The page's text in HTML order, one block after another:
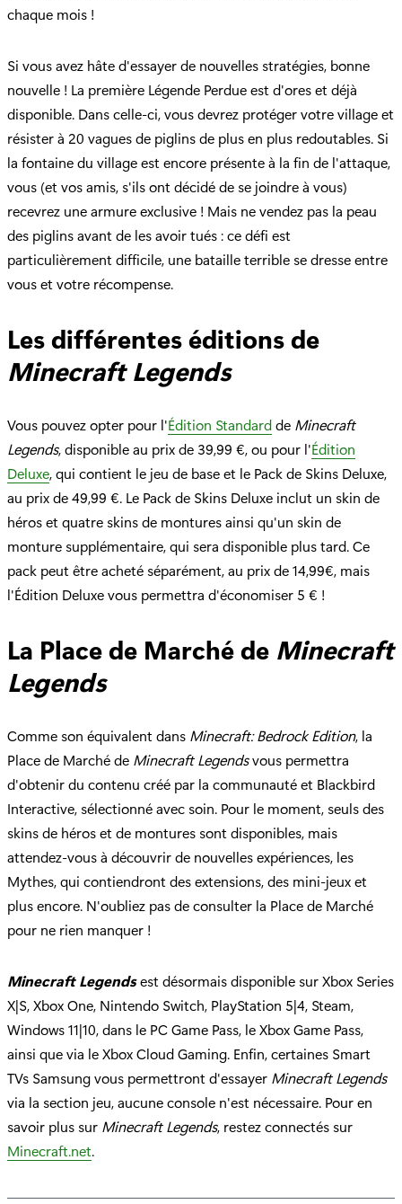
chaque mois !
Si vous avez hâte d'essayer de nouvelles stratégies, bonne
nouvelle ! La première Légende Perdue est d'ores et déjà
disponible. Dans celle-ci, vous devrez protéger votre village et
résister à 20 vagues de piglins de plus en plus redoutables. Si
la fontaine du village est encore présente à la fin de l'attaque,
vous (et vos amis, s'ils ont décidé de se joindre à vous)
recevrez une armure exclusive ! Mais ne vendez pas la peau
des piglins avant de les avoir tués : ce défi est
particulièrement difficile, une bataille terrible se dresse entre
vous et votre récompense.
Les différentes éditions de
Minecraft Legends
Vous pouvez opter pour l'Édition Standardde Minecraft
Legends, disponible au prix de 39,99 €, ou pour l'Édition
Deluxe, qui contient le jeu de base et le Pack de Skins Deluxe,
au prix de 49,99 €. Le Pack de Skins Deluxe inclut un skin de
héros et quatre skins de montures ainsi qu'un skin de
monture supplémentaire, qui sera disponible plus tard. Ce
pack peut être acheté séparément, au prix de 14,99€, mais
l'Édition Deluxe vous permettra d'économiser 5 € !
La Place de Marché de Minecraft
Legends
Comme son équivalent dans Minecraft: Bedrock Edition, la
Place de Marché de Minecraft Legendsvous permettra
d'obtenir du contenu créé par la communauté et Blackbird
Interactive, sélectionné avec soin. Pour le moment, seuls des
skins de héros et de montures sont disponibles, mais
attendez-vous à découvrir de nouvelles expériences, les
Mythes, qui contiendront des extensions, des mini-jeux et
plus encore. N'oubliez pas de consulter la Place de Marché
pour ne rien manquer !
Minecraft Legendsest désormais disponible sur Xbox Series
X|S, Xbox One, Nintendo Switch, PlayStation 5|4, Steam,
Windows 11|10, dans le PC Game Pass, le Xbox Game Pass,
ainsi que via le Xbox Cloud Gaming. Enfin, certaines Smart
TVs Samsung vous permettront d'essayer Minecraft Legends
via la section jeu, aucune console n'est nécessaire. Pour en
savoir plus sur Minecraft Legends, restez connectés sur
Minecraft.net.